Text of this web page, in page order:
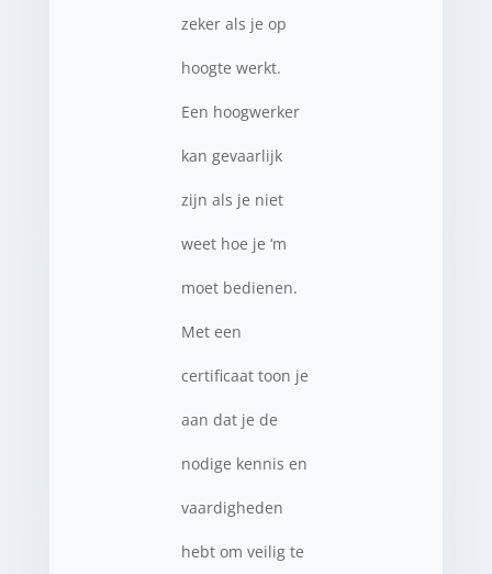
zeker als je op
hoogte werkt.
Een hoogwerker
kan gevaarlijk
zijn als je niet
weet hoe je ‘m
moet bedienen.
Met een
certificaat toon je
aan dat je de
nodige kennis en
vaardigheden
hebt om veilig te